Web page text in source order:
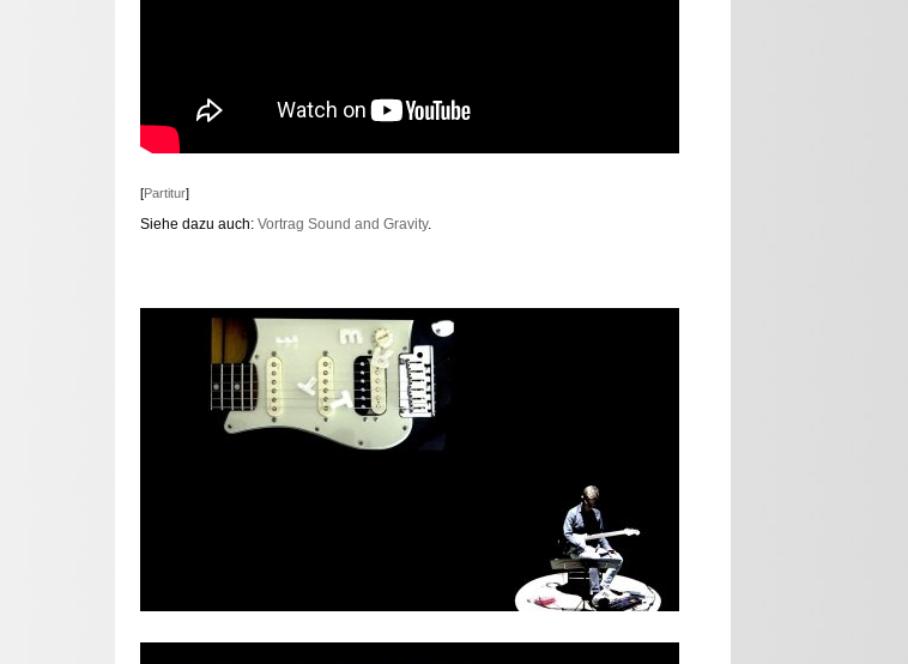
[Partitur]
Siehe dazu auch: Vortrag Sound and Gravity.